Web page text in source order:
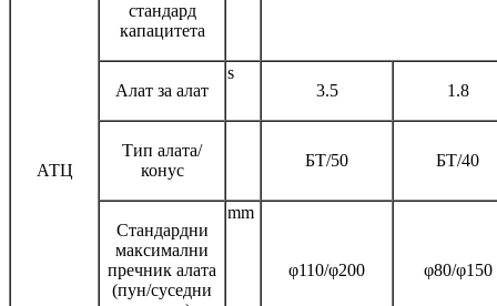
АТЦ
стандард
капацитета
Алат за алат
s
3.5
1.8
Тип алата/
конус
БТ/50 БТ/40
Стандардни
максимални
пречник алата
(пун/суседни
mm
φ110/φ200 φ80/φ150